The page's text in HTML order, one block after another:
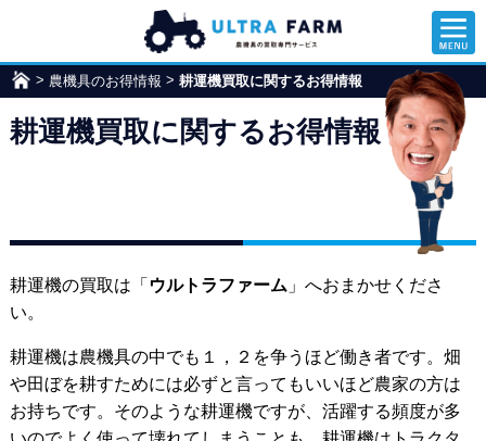
ウ
ル
ト
ラ
> 農機具のお得情報 > 耕運機買取に関するお得情報
耕運機買取に関するお得情報
耕運機の買取は「 ウルトラファーム 」へおまかせくださ
い。
耕運機は農機具の中でも１，２を争うほど働き者です。畑
や田ぼを耕すためには必ずと言ってもいいほど農家の方は
お持ちです。そのような耕運機ですが、活躍する頻度が多